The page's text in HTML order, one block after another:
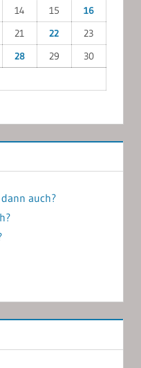
14 15
16
21 22
23
28 29
30
auch?